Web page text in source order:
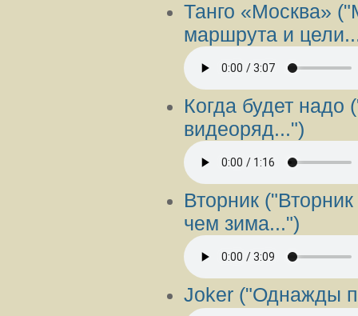
Танго «Москва»
маршрута и
Когда будет надо
видеоряд...")
Вторник
чем зима...")
Joker ("Однажды